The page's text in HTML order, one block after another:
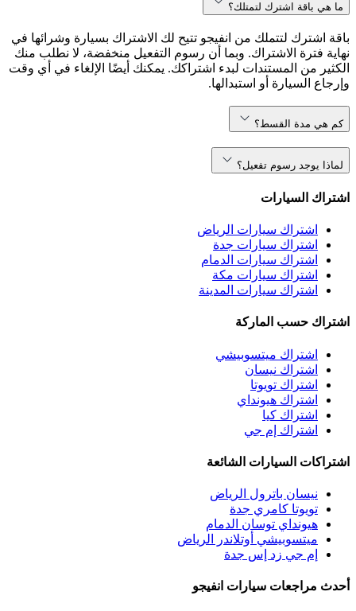
ما هي باقة اشترك لتمتلك؟
باقة اشترك لتتملك من انفيجو تتيح لك الاشتراك بسيارة وشرائها في
نهاية فترة الاشتراك. وبما أن رسوم التفعيل منخفضة، لا نطلب منك
الكثير من المستندات لبدء اشتراكك. يمكنك أيضًا الإلغاء في أي وقت
وإرجاع السيارة أو استبدالها.
كم هي مدة القسط؟
لماذا يوجد رسوم تفعيل؟
اشتراك السيارات
اشتراك سيارات الرياض
اشتراك سيارات جدة
اشتراك سيارات الدمام
اشتراك سيارات مكة
اشتراك سيارات المدينة
اشتراك حسب الماركة
اشتراك ميتسوبيشي
اشتراك نيسان
اشتراك تويوتا
اشتراك هيونداي
اشتراك كيا
اشتراك إم جي
اشتراكات السيارات الشائعة
نيسان باترول الرياض
تويوتا كامري جدة
هيونداي توسان الدمام
ميتسوبيشي أوتلاندر الرياض
إم جي زد إس جدة
أحدث مراجعات سيارات انفيجو